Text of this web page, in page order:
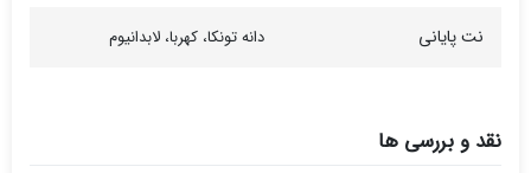
نت پایانی دانه تونکا، کهربا، لابدانیوم
نقد و بررسی ها